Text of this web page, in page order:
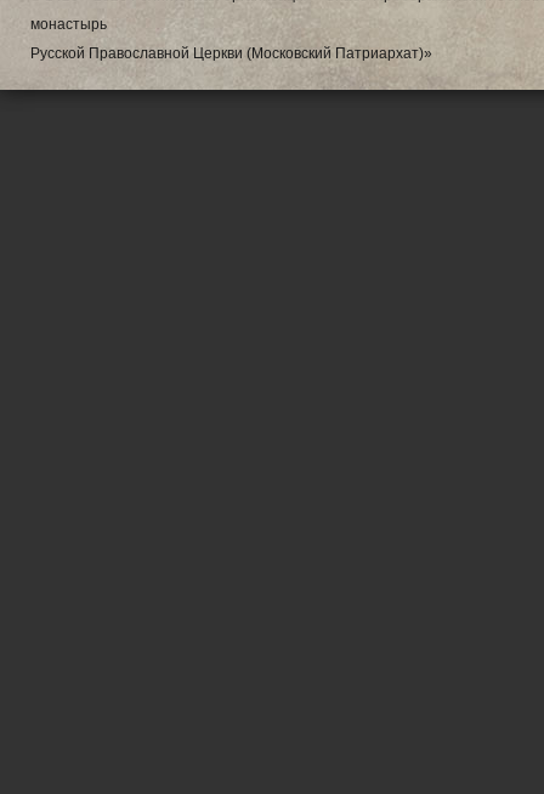
монастырь
Русской Православной Церкви (Московский Патриархат)»